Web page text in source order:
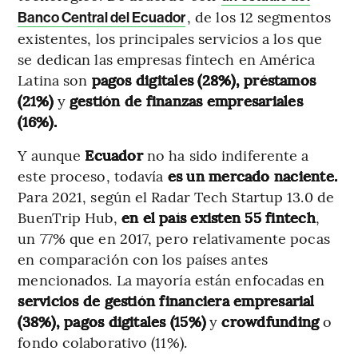
Banco Central del Ecuador, de los 12 segmentos
existentes, los principales servicios a los que
se dedican las empresas fintech en América
Latina son pagos digitales (28%), préstamos
(21%)y gestión de finanzas empresariales
(16%).
Y aunque Ecuadorno ha sido indiferente a
este proceso, todavía es un mercado naciente.
Para 2021, según el Radar Tech Startup 13.0 de
BuenTrip Hub, en el país existen 55 fintech,
un 77% que en 2017, pero relativamente pocas
en comparación con los países antes
mencionados. La mayoría están enfocadas en
servicios de gestión financiera empresarial
(38%), pagos digitales (15%)ycrowdfundingo
fondo colaborativo (11%).